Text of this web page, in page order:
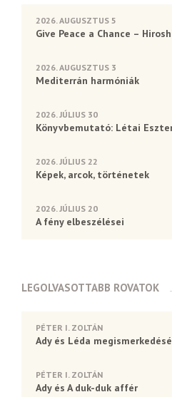
2026. AUGUSZTUS 5
Give Peace a Chance –
2026. AUGUSZTUS 3
Mediterrán harmóniák
2026. JÚLIUS 30
Könyvbemutató: Létai
2026. JÚLIUS 22
Képek, arcok, történetek
2026. JÚLIUS 20
A fény elbeszélései
LEGOLVASOTTABB ROVATOK
PÉTER I. ZOLTÁN
Ady és Léda
PÉTER I. ZOLTÁN
Ady és A duk-duk affér